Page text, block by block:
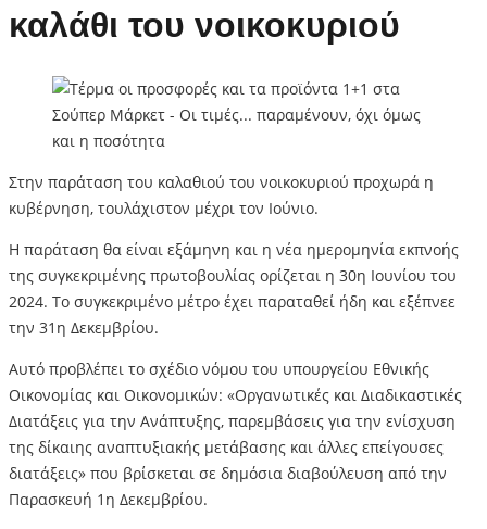
καλάθι του νοικοκυριού
Στην παράταση του καλαθιού του νοικοκυριού προχωρά η
κυβέρνηση, τουλάχιστον μέχρι τον Ιούνιο.
Η παράταση θα είναι εξάμηνη και η νέα ημερομηνία εκπνοής
της συγκεκριμένης πρωτοβουλίας ορίζεται η 30η Ιουνίου του
2024. Το συγκεκριμένο μέτρο έχει παραταθεί ήδη και εξέπνεε
την 31η Δεκεμβρίου.
Αυτό προβλέπει το σχέδιο νόμου του υπουργείου Εθνικής
Οικονομίας και Οικονομικών: «Οργανωτικές και Διαδικαστικές
Διατάξεις για την Ανάπτυξης, παρεμβάσεις για την ενίσχυση
της δίκαιης αναπτυξιακής μετάβασης και άλλες επείγουσες
διατάξεις» που βρίσκεται σε δημόσια διαβούλευση από την
Παρασκευή 1η Δεκεμβρίου.